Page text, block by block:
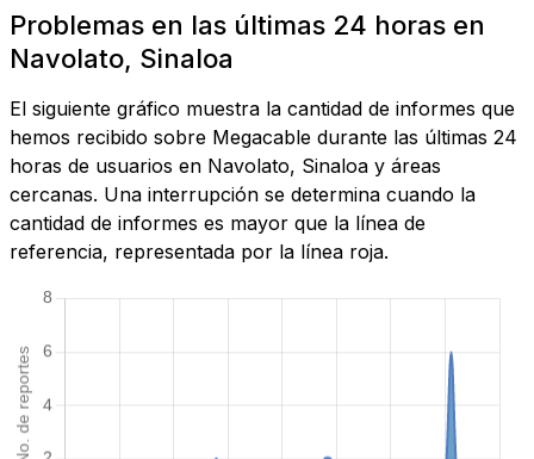
Problemas en las últimas 24 horas en
Navolato, Sinaloa
El siguiente gráfico muestra la cantidad de informes que
hemos recibido sobre Megacable durante las últimas 24
horas de usuarios en Navolato, Sinaloa y áreas
cercanas. Una interrupción se determina cuando la
cantidad de informes es mayor que la línea de
referencia, representada por la línea roja.